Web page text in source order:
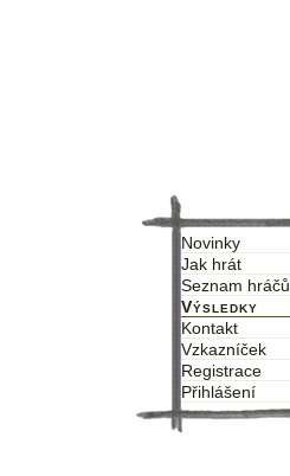
Novinky
Jak hrát
Seznam hráčů
Výsledky
Kontakt
Vzkazníček
Registrace
Přihlášení